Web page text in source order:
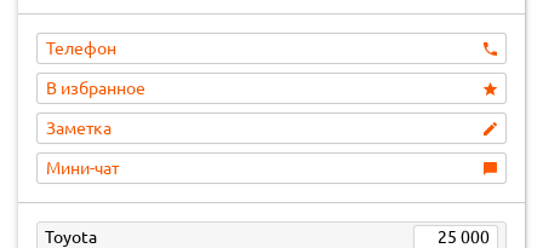
Телефон
В избранное
Заметка
Мини-чат
Toyota
25 000